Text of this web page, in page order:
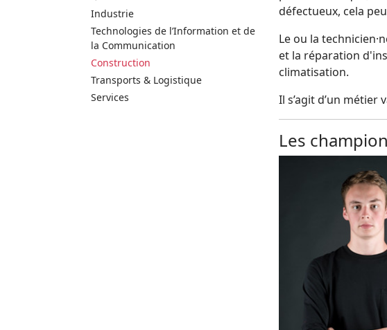
Industrie
Technologies de l’Information et de
la Communication
Construction
Transports & Logistique
Services
défectueux, cela
Le ou la
et la réparation
climatisation.
Il s’agit d’un
Les